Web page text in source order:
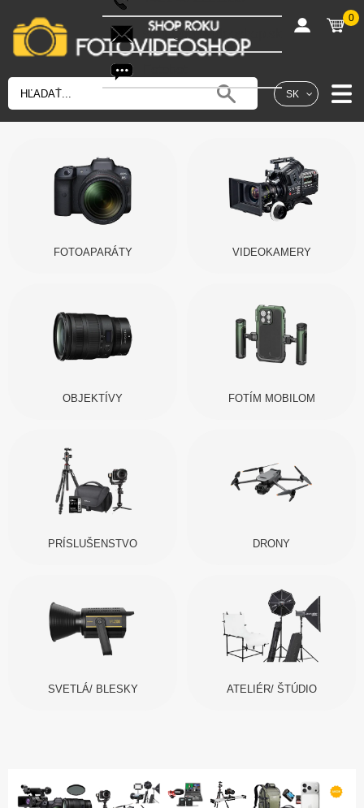
SK
shop@fotovideoshop.sk
0
FOTOAPARÁTY VIDEOKAMERY
OBJEKTÍVY FOTÍM MOBILOM
PRÍSLUŠENSTVO DRONY
SVETLÁ/ BLESKY ATELIÉR/ ŠTÚDIO